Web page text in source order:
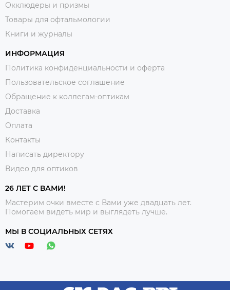
Окклюдеры и призмы
Товары для офтальмологии
Книги и журналы
ИНФОРМАЦИЯ
Политика конфиденциальности и оферта
Пользовательское соглашение
Обращение к коллегам-оптикам
Доставка
Оплата
Контакты
Написать директору
Видео для оптиков
26 ЛЕТ С ВАМИ!
Мастерим очки вместе с Вами уже двадцать лет.
Помогаем видеть мир и выглядеть лучше.
МЫ В СОЦИАЛЬНЫХ СЕТЯХ